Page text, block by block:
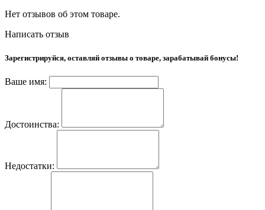
Нет отзывов об этом товаре.
Написать отзыв
Зарегистрируйся, оставляй отзывы о товаре, зарабатывай бонусы!
Ваше имя:
Достоинства:
Недостатки: